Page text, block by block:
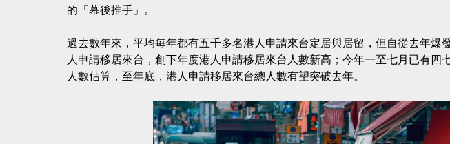
的「幕後推手」。
過去數年來，平均每年都有五千多名港人申請來台定居與居留，但自從去年爆
人申請移居來台，創下年度港人申請移居來台人數新高；今年一至七月已有四
人數估算，至年底，港人申請移居來台總人數有望突破去年。